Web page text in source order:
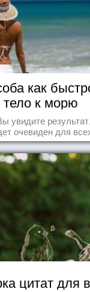
как
тело к морю
увидите
очевиден для
цитат для